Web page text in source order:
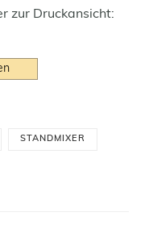
zur Druckansicht:
STANDMIXER